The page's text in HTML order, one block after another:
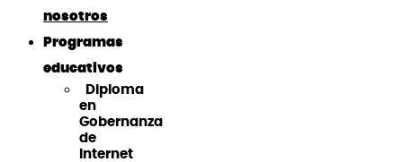
nosotros
Programas
educativos
Diploma
en
Gobernanza
de
Internet